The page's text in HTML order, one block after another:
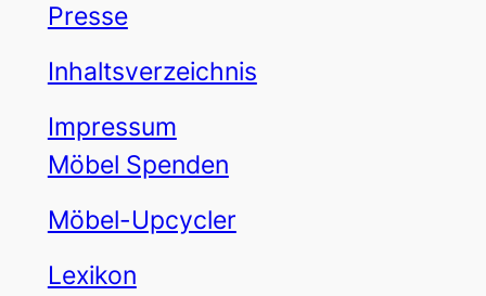
Presse
Inhaltsverzeichnis
Impressum
Möbel Spenden
Möbel-Upcycler
Lexikon